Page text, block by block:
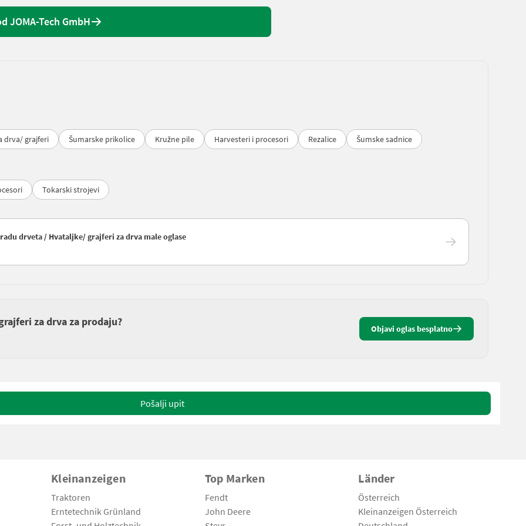
JOMA-Tech GmbH
drva/ grajferi Šumarske prikolice Kružne pile Harvesteri i procesori Rezalice Šumske sadnice
Tokarski strojevi
drveta / Hvataljke/ grajferi za drva male oglase
za drva za prodaju?
Objavi oglas besplatno
Pošalji upit
Kleinanzeigen
Traktoren
Erntetechnik Grünland
Top Marken
Fendt
John Deere
Länder
Österreich
Kleinanzeigen Österreich